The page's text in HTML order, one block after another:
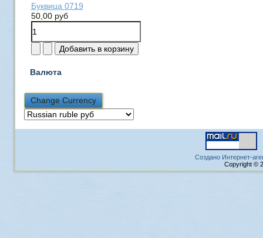
Буквица 0719
50,00 руб
Валюта
Создано Интернет-
Copyright ©